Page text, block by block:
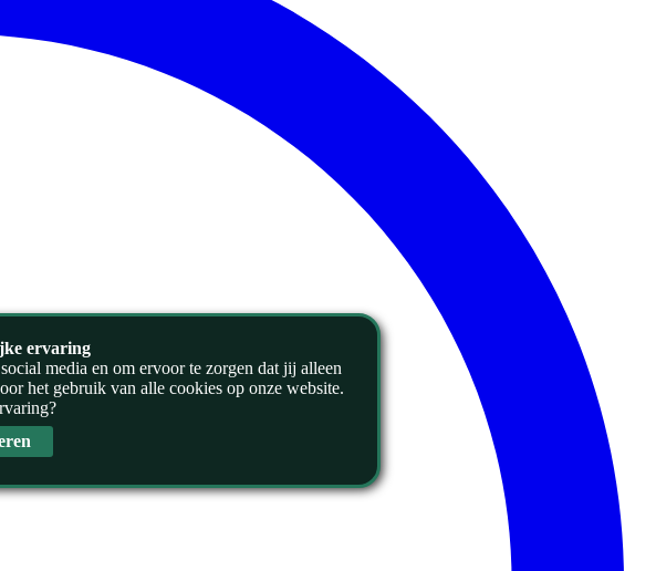
ervaring
media en om ervoor te zorgen dat jij alleen
het gebruik van alle cookies op onze website.